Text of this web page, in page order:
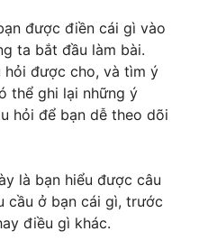
được điền cái gì vào
ta bắt đầu làm bài.
hỏi được cho, và tìm ý
thể ghi lại những ý
hỏi để bạn dễ theo dõi
là bạn hiểu được câu
cầu ở bạn cái gì, trước
điều gì khác.